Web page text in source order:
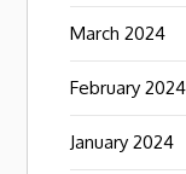
March 2024
February 2024
January 2024